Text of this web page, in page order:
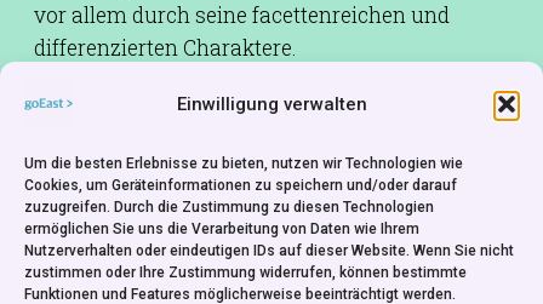
Einwilligung verwalten
Um die besten Erlebnisse zu bieten, nutzen wir Technologien wie
Cookies, um Geräteinformationen zu speichern und/oder darauf
zuzugreifen. Durch die Zustimmung zu diesen Technologien
ermöglichen Sie uns die Verarbeitung von Daten wie Ihrem
Nutzerverhalten oder eindeutigen IDs auf dieser Website. Wenn Sie nicht
zustimmen oder Ihre Zustimmung widerrufen, können bestimmte
Funktionen und Features möglicherweise beeinträchtigt werden.
vor allem durch seine facettenreichen und
differenzierten Charaktere.
Drehbuch:
Petr Jarchovský
Besetzung:Boleslav Polívka,Anna
Šišková,Jaroslav Dušek
Produktion:Ondřej Trojan,Pavel Borovan
Produktionsfirma:Total Helpart Film Company -